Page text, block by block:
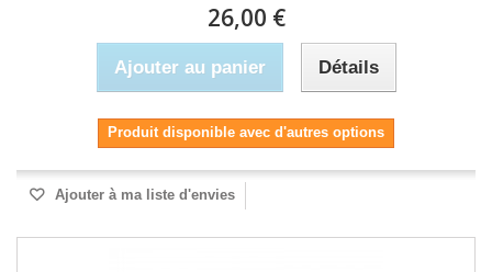
26,00 €
Ajouter au panier Détails
Produit disponible avec d'autres options
Ajouter à ma liste d'envies